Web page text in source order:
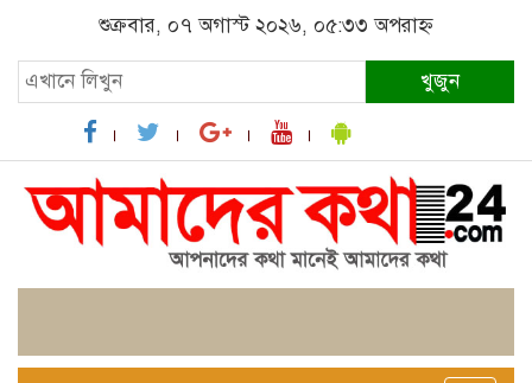
শুক্রবার, ০৭ অগাস্ট ২০২৬, ০৫:৩৩ অপরাহ্ন
খুজুন